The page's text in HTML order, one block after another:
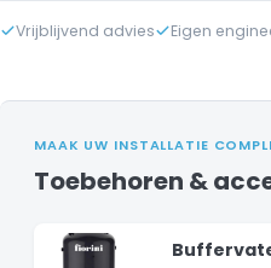
Vrijblijvend advies Eigen
MAAK UW INSTALLATIE
Toebehoren &